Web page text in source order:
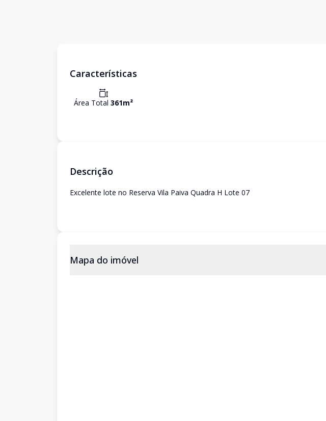
Características
Área Total 361m²
Descrição
Excelente lote no Reserva Vila Paiva Quadra H Lote 07
Mapa do imóvel